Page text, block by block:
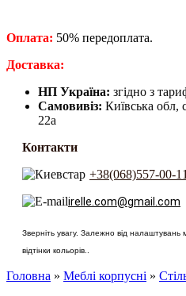
Оплата: 50% передоплата.
​Доставка:
НП Україна: згідно з
Самовивіз: Київська обл,
22а
Контакти
+38(068)557-00-11
irelle.com@gmail.com
Зверніть увагу. Залежно від налаштувань
відтінки кольорів..
Головна » Меблі корпусні »